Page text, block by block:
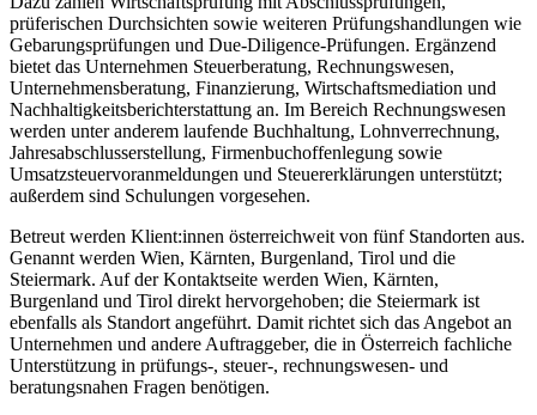
prüferischen Durchsichten sowie weiteren Prüfungshandlungen wie
Gebarungsprüfungen und Due-Diligence-Prüfungen. Ergänzend
bietet das Unternehmen Steuerberatung, Rechnungswesen,
Unternehmensberatung, Finanzierung, Wirtschaftsmediation und
Nachhaltigkeitsberichterstattung an. Im Bereich Rechnungswesen
werden unter anderem laufende Buchhaltung, Lohnverrechnung,
Jahresabschlusserstellung, Firmenbuchoffenlegung sowie
Umsatzsteuervoranmeldungen und Steuererklärungen unterstützt;
außerdem sind Schulungen vorgesehen.
Betreut werden Klient:innen österreichweit von fünf Standorten aus.
Genannt werden Wien, Kärnten, Burgenland, Tirol und die
Steiermark. Auf der Kontaktseite werden Wien, Kärnten,
Burgenland und Tirol direkt hervorgehoben; die Steiermark ist
ebenfalls als Standort angeführt. Damit richtet sich das Angebot an
Unternehmen und andere Auftraggeber, die in Österreich fachliche
Unterstützung in prüfungs-, steuer-, rechnungswesen- und
beratungsnahen Fragen benötigen.